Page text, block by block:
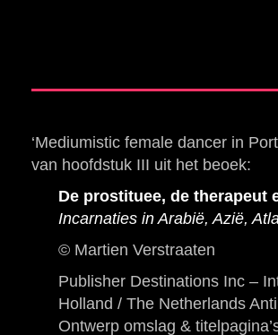
‘Mediumistic female dancer in
van hoofdstuk III uit het beoek:
De prostituee, de therapeut
Incarnaties in Arabië, Azië,
© Martien Verstraaten
Publisher Destinations Inc –
Holland / The Netherlands
Ontwerp omslag &